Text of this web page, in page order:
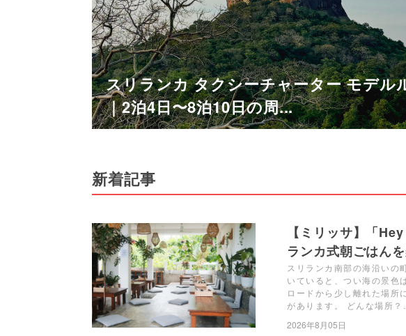
スリランカ タクシーチャーター モデル
｜2泊4日〜8泊10日の周...
新着記事
【ミリッサ】「
ランカ式朝ごはん
スリランカ南部の海沿い
いていると、つい海の景色
ロードから少し離れた場所
があります。 どんな場所？…
2026年8月05日